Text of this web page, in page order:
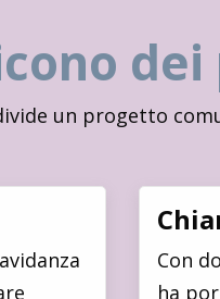
un progetto
Con
ha